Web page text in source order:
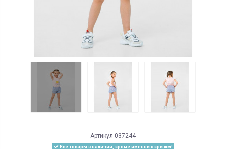
Артикул 037244
Все товары в наличии, кроме именных крыжм!